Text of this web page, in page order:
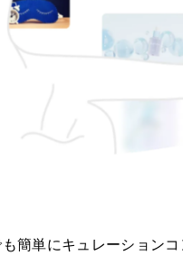
簡単にキュレーション